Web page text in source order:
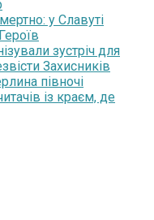
у Славуті
зустріч для
Захисників
півночі
із краєм, де